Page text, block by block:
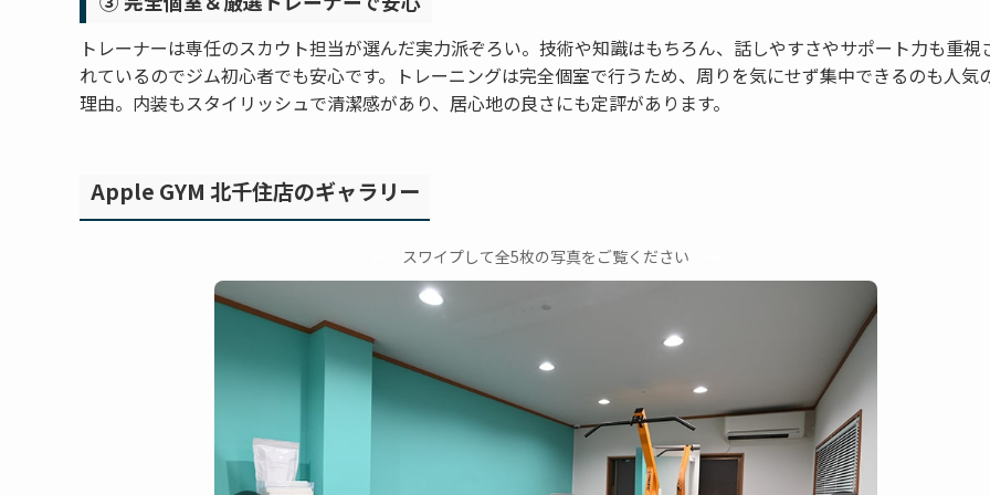
トレーナーは専任のスカウト担当が選んだ実力派ぞろい。技術や知識はもちろん、話しやすさやサポート力も重視
れているのでジム初心者でも安心です。トレーニングは完全個室で行うため、周りを気にせず集中できるのも人気
理由。内装もスタイリッシュで清潔感があり、居心地の良さにも定評があります。
Apple GYM 北千住店のギャラリー
スワイプして全5枚の写真をご覧ください